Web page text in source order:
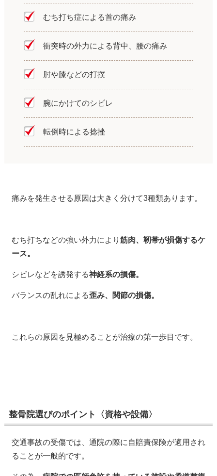
むち打ち症による首の痛み
衝突時の外力による背中、腰の痛み
肘や膝などの打撲
腕にかけてのシビレ
転倒時による捻挫
痛みを発生させる原因は大きく分けて3種類あります。
むち打ちなどの強い外力により 筋肉、靭帯が損傷するケ
ース。
シビレなどを誘発する神経系の損傷。
バランスの乱れによる歪み、関節の損傷。
これらの原因を見極めることが治療の第一歩目です。
整骨院選びのポイント〈資格や設備〉
交通事故の受傷では、通院の際に自賠責保険が適用され
ることが一般的です。